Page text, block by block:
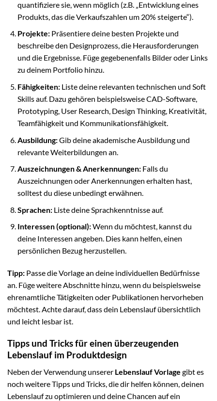
quantifiziere sie, wenn möglich (z.B. „Entwicklung eines
Produkts, das die Verkaufszahlen um 20% steigerte“).
Projekte:Präsentiere deine besten Projekte und
beschreibe den Designprozess, die Herausforderungen
und die Ergebnisse. Füge gegebenenfalls Bilder oder Links
zu deinem Portfolio hinzu.
Fähigkeiten:Liste deine relevanten technischen und Soft
Skills auf. Dazu gehören beispielsweise CAD-Software,
Prototyping, User Research, Design Thinking, Kreativität,
Teamfähigkeit und Kommunikationsfähigkeit.
Ausbildung:Gib deine akademische Ausbildung und
relevante Weiterbildungen an.
Auszeichnungen & Anerkennungen:Falls du
Auszeichnungen oder Anerkennungen erhalten hast,
solltest du diese unbedingt erwähnen.
Sprachen:Liste deine Sprachkenntnisse auf.
Interessen (optional):Wenn du möchtest, kannst du
deine Interessen angeben. Dies kann helfen, einen
persönlichen Bezug herzustellen.
Tipp: Passe die Vorlage an deine individuellen Bedürfnisse
an. Füge weitere Abschnitte hinzu, wenn du beispielsweise
ehrenamtliche Tätigkeiten oder Publikationen hervorheben
möchtest. Achte darauf, dass dein Lebenslauf übersichtlich
und leicht lesbar ist.
Tipps und Tricks für einen überzeugenden
Lebenslauf im Produktdesign
Neben der Verwendung unserer Lebenslauf Vorlage gibt es
noch weitere Tipps und Tricks, die dir helfen können, deinen
Lebenslauf zu optimieren und deine Chancen auf ein